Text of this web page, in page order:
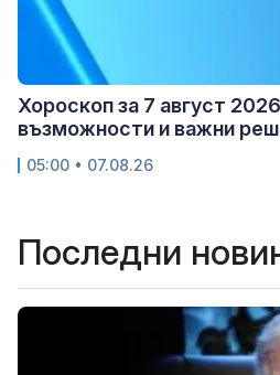
Хороскоп за 7 август
възможности и важни
05:00 • 07.08.26
Последни